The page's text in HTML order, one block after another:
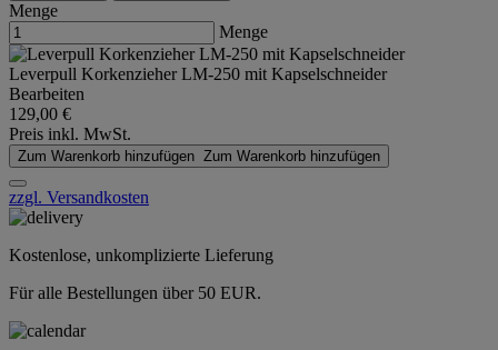
Menge
Menge
Leverpull Korkenzieher LM-250 mit Kapselschneider
Bearbeiten
129,00 €
Preis inkl. MwSt.
Zum Warenkorb hinzufügen Zum Warenkorb hinzufügen
zzgl. Versandkosten
Kostenlose, unkomplizierte Lieferung
Für alle Bestellungen über 50 EUR.